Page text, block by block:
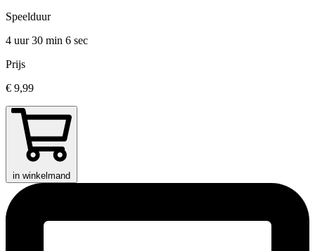
Speelduur
4 uur 30 min 6 sec
Prijs
€ 9,99
in winkelmand